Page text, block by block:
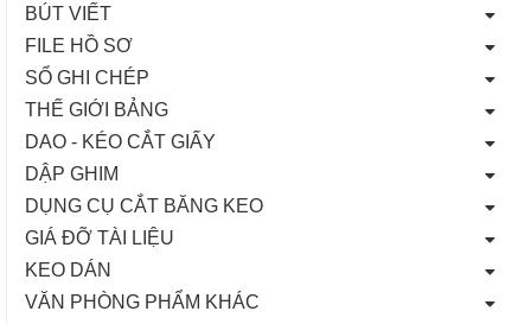
BÚT VIẾT
FILE HỒ SƠ
SỔ GHI CHÉP
THẾ GIỚI BẢNG
DAO - KÉO CẮT GIẤY
DẬP GHIM
DỤNG CỤ CẮT BĂNG KEO
GIÁ ĐỠ TÀI LIỆU
KEO DÁN
VĂN PHÒNG PHẨM KHÁC